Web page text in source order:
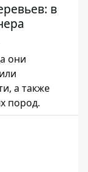
в
они
а также
пород.